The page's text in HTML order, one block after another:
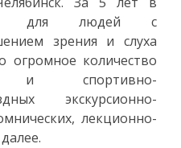
для людей с
зрения и слуха
огромное количество
и спортивно-
экскурсионно-
лекционно-